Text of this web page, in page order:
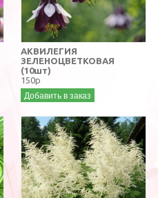
АКВИЛЕГИЯ
ЗЕЛЕНОЦВЕТКОВАЯ
(10шт)
150р
Добавить в заказ